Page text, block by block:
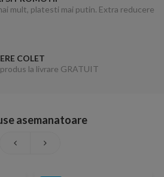
mult, platesti mai putin. Extra reducere
COLET
la livrare GRATUIT
asemanatoare